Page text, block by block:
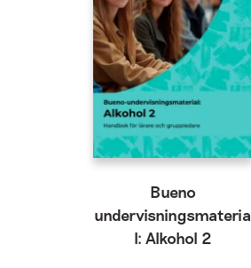
Bueno
undervisningsmateria
l: Alkohol 2